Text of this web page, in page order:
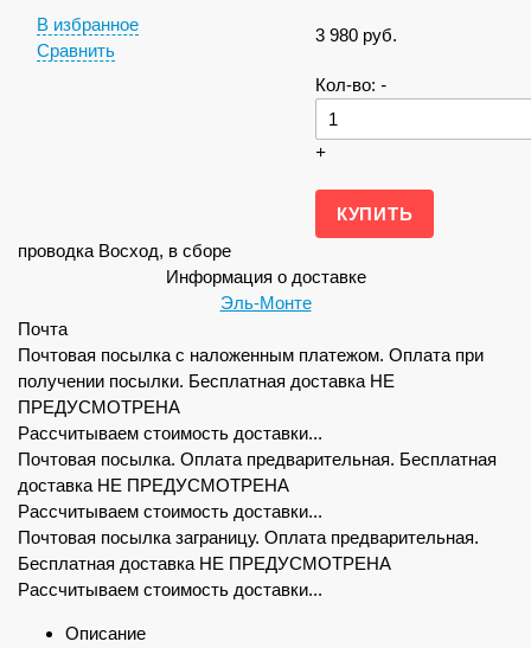
В избранное
Сравнить
3 980 руб.
Кол-во: -
+
проводка Восход, в сборе
Информация о доставке
Эль-Монте
Почта
Почтовая посылка с наложенным платежом. Оплата при
получении посылки. Бесплатная доставка НЕ
ПРЕДУСМОТРЕНА
Рассчитываем стоимость доставки...
Почтовая посылка. Оплата предварительная. Бесплатная
доставка НЕ ПРЕДУСМОТРЕНА
Рассчитываем стоимость доставки...
Почтовая посылка заграницу. Оплата предварительная.
Бесплатная доставка НЕ ПРЕДУСМОТРЕНА
Рассчитываем стоимость доставки...
Описание